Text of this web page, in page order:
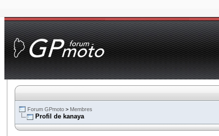
Forum GPmoto > Membres
Profil de kanaya